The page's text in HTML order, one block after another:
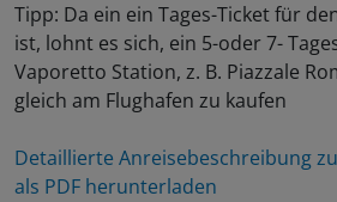
Tipp: Da ein ein Tages-Ticket für
ist, lohnt es sich, ein 5-oder 7-
Vaporetto Station, z. B. Piazzale
gleich am Flughafen zu kaufen
Detaillierte Anreisebeschreibung
als PDF herunterladen